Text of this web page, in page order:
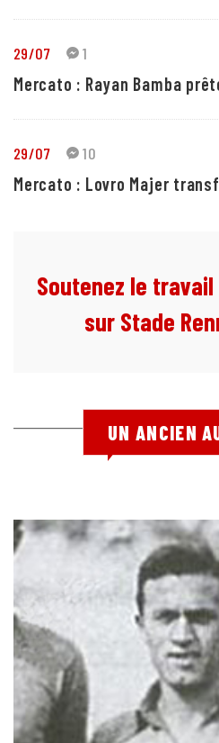
29/07 1
Mercato : Rayan Bamba
29/07 10
Mercato : Lovro Majer
Soutenez le
sur Stade
UN ANCIEN